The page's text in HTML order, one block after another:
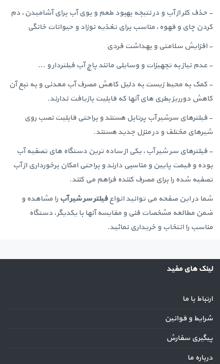
- حذف کلر از آب و در نتیجه بهبود طعم و بوی آب برای آشامیدن، دم
کردن چای و قهوه، مناسب برای تغذیه نوزاد و حیوانات خانگی
- افزایش سلامتی و بهداشت فردی
- عدم نیاز به تجهیزات و وسایلی مانند پاچ آب فیلتردار و ...
- کمک به محیط زیست به دلیل کاهش مصرف آب معدنی و به تبع آن
کاهش دورریز بطری های آنها که قابلیت بازیافت ندارند.
- فیلترهای سرشیر آب پرتابل هستند و براحتی قابلیت نصب روی
شیرهای مختلف و در منزل جدید هستند.
- فیلترهای سر شیر آب، یکی از ساده ترین دستگاه های تصفیه آب
بوده و قیمت پایین و مناسبی دارند و براحتی امکان برخورداری از آب
تصفیه شده را برای مصرف کننده فراهم می کنند.
شما در این صفحه می توانید انواعفیلتر سر شیر آب را مشاهده و
ضمن مطالعه مشخصات فنی و مقایسه آنها با یکدیگر، دستگاه
مناسب را انتخاب و خریداری نمائید.
لینک های مفید
ارتباط با ما
شرایط و قوانین
پیگیری سفارش
درباره ما